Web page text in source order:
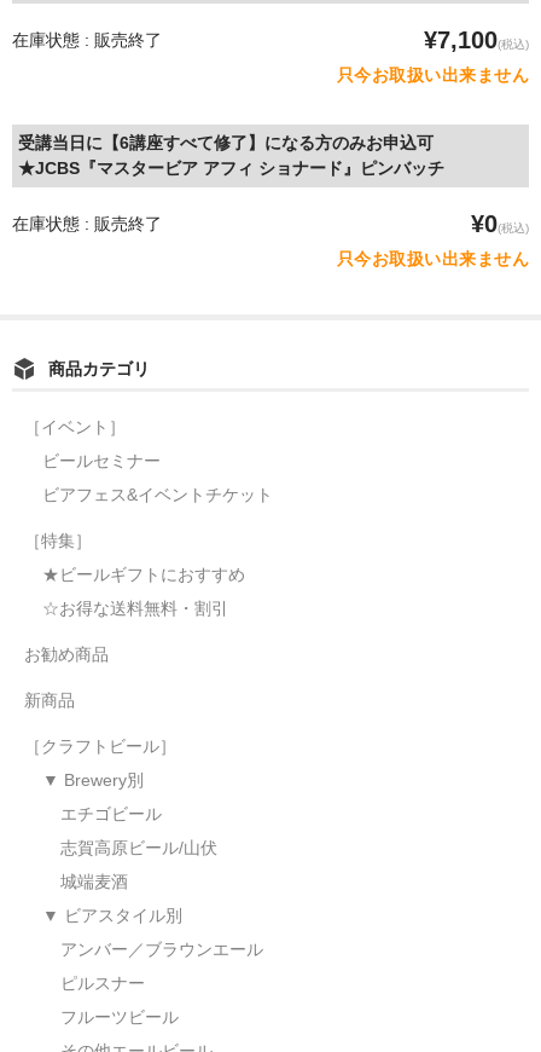
在庫状態 : 販売終了 ¥7,100(税込)
只今お取扱い出来ません
受講当日に【6講座すべて修了】になる方のみお申込可
★JCBS『マスタービア アフィ ショナード』ピンバッチ
在庫状態 : 販売終了 ¥0(税込)
只今お取扱い出来ません
商品カテゴリ
［イベント］
ビールセミナー
ビアフェス&イベントチケット
［特集］
★ビールギフトにおすすめ
☆お得な送料無料・割引
お勧め商品
新商品
［クラフトビール］
▼ Brewery別
エチゴビール
志賀高原ビール/山伏
城端麦酒
▼ ビアスタイル別
アンバー／ブラウンエール
ピルスナー
フルーツビール